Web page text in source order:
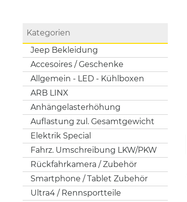
Kategorien
Jeep Bekleidung
Accesoires / Geschenke
Allgemein - LED - Kühlboxen
ARB LINX
Anhängelasterhöhung
Auflastung zul. Gesamtgewicht
Elektrik Special
Fahrz. Umschreibung LKW/PKW
Rückfahrkamera / Zubehör
Smartphone / Tablet Zubehör
Ultra4 / Rennsportteile